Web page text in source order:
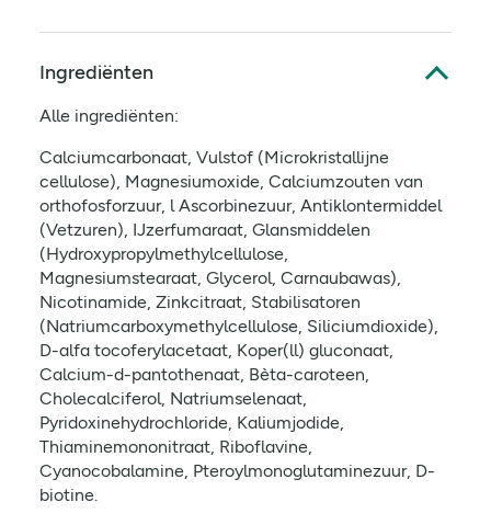
Ingrediënten
Alle ingrediënten:
Calciumcarbonaat, Vulstof (Microkristallijne
cellulose), Magnesiumoxide, Calciumzouten van
orthofosforzuur, l Ascorbinezuur, Antiklontermiddel
(Vetzuren), IJzerfumaraat, Glansmiddelen
(Hydroxypropylmethylcellulose,
Magnesiumstearaat, Glycerol, Carnaubawas),
Nicotinamide, Zinkcitraat, Stabilisatoren
(Natriumcarboxymethylcellulose, Siliciumdioxide),
D-alfa tocoferylacetaat, Koper(ll) gluconaat,
Calcium-d-pantothenaat, Bèta-caroteen,
Cholecalciferol, Natriumselenaat,
Pyridoxinehydrochloride, Kaliumjodide,
Thiaminemononitraat, Riboflavine,
Cyanocobalamine, Pteroylmonoglutaminezuur, D-
biotine.